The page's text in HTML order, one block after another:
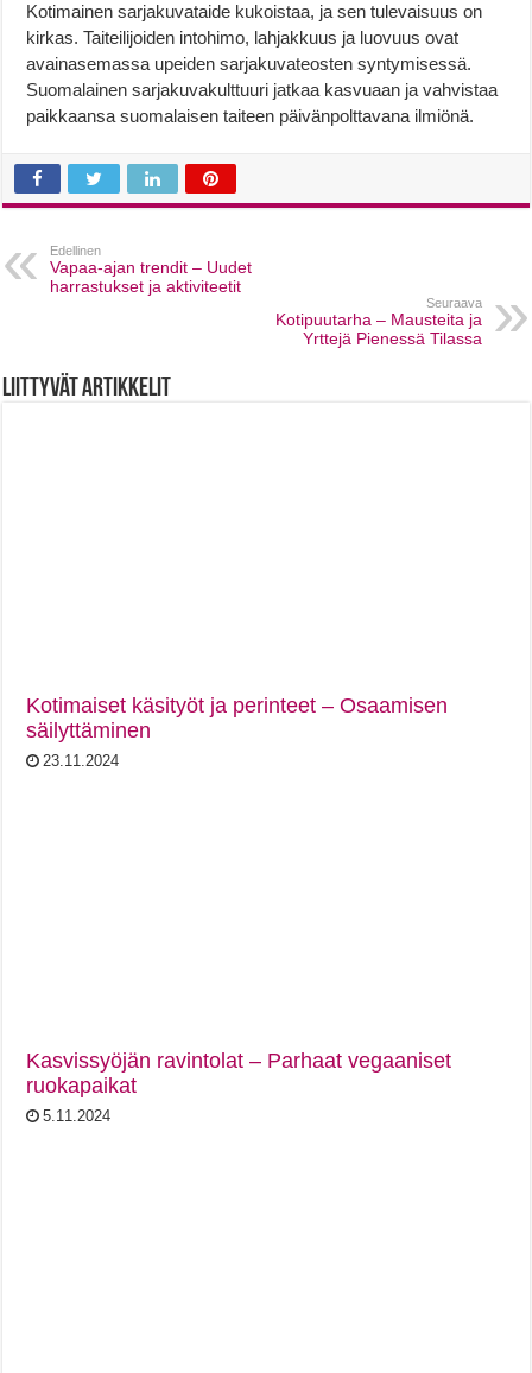
Kotimainen sarjakuvataide kukoistaa, ja sen tulevaisuus on
kirkas. Taiteilijoiden intohimo, lahjakkuus ja luovuus ovat
avainasemassa upeiden sarjakuvateosten syntymisessä.
Suomalainen sarjakuvakulttuuri jatkaa kasvuaan ja vahvistaa
paikkaansa suomalaisen taiteen päivänpolttavana ilmiönä.
Edellinen
Vapaa-ajan trendit – Uudet
harrastukset ja aktiviteetit
Seuraava
Kotipuutarha – Mausteita ja
Yrttejä Pienessä Tilassa
Liittyvät artikkelit
Kotimaiset käsityöt ja perinteet – Osaamisen
säilyttäminen
23.11.2024
Kasvissyöjän ravintolat – Parhaat vegaaniset
ruokapaikat
5.11.2024